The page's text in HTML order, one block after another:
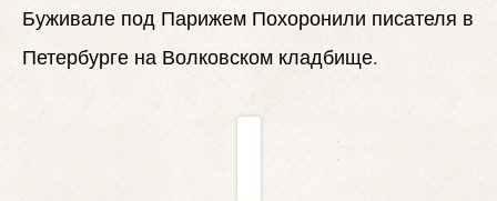
Буживале под Парижем Похоронили писателя в
Петербурге на Волковском кладбище.